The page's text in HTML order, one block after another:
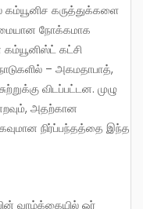
கம்யூனிச கருத்துக்களை
நோக்கமாக
கட்சி
– அகமதாபாத்,
விடப்பட்டன. முழு
அதற்கான
நிர்ப்பந்தத்தை இந்த